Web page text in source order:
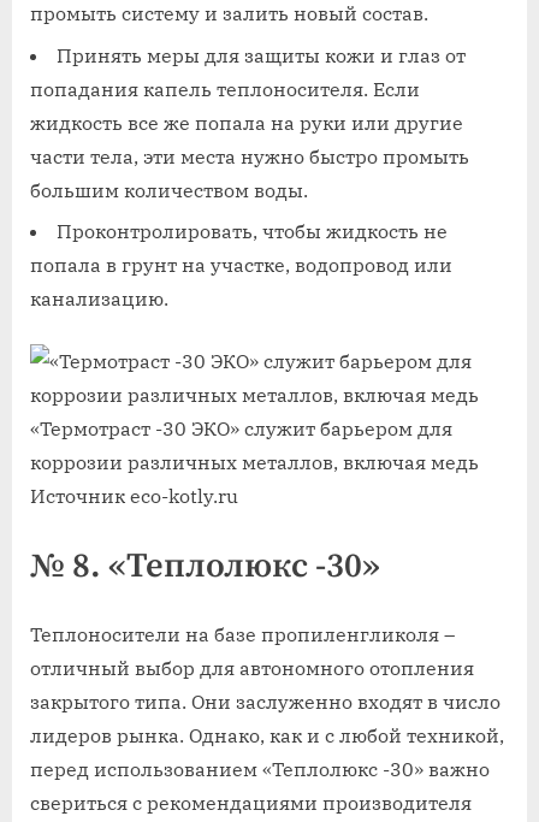
промыть систему и залить новый состав.
Принять меры для защиты кожи и глаз от
попадания капель теплоносителя. Если
жидкость все же попала на руки или другие
части тела, эти места нужно быстро промыть
большим количеством воды.
Проконтролировать, чтобы жидкость не
попала в грунт на участке, водопровод или
канализацию.
«Термотраст -30 ЭКО» служит барьером для
коррозии различных металлов, включая медь
Источник eco-kotly.ru
№ 8. «Теплолюкс -30»
Теплоносители на базе пропиленгликоля –
отличный выбор для автономного отопления
закрытого типа. Они заслуженно входят в число
лидеров рынка. Однако, как и с любой техникой,
перед использованием «Теплолюкс -30» важно
свериться с рекомендациями производителя